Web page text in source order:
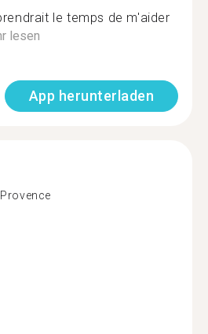
le temps de m'aider
lesen
App herunterladen